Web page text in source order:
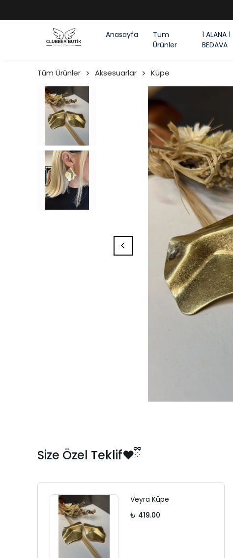
Anasayfa
Tüm
Ürünler
1 ALANA 1
BEDAVA
Tüm Ürünler Aksesuarlar Küpe
Size Özel Teklif❤️ྀི
Veyra Küpe
₺ 419.00